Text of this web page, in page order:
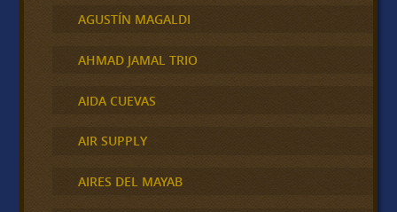
AGUSTÍN MAGALDI
AHMAD JAMAL TRIO
AIDA CUEVAS
AIR SUPPLY
AIRES DEL MAYAB